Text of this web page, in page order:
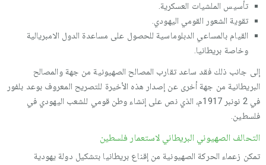
تأسيس الملشيات العسكرية.
تقوية الشعور القومي اليهودي.
القيام بالمساعي الدبلوماسية للحصول على مساعدة الدول الامبريالية
وخاصة بريطانيا.
إلى جانب ذلك فقد ساعد تقارب المصالح الصهيونية من جهة والمصالح
البريطانية من جهة أخرى عن إصدار هذه الأخيرة للتصريح المعروف بوعد بلفور
في 2 نونبر 1917م، الذي نص على إنشاء وطن قومي للشعب اليهودي في
فلسطين.
التحالف الصهيوني البريطاني لاستعمار فلسطين
تمكن زعماء الحركة الصهيونية من إقناع بريطانيا بتشكيل دولة يهودية